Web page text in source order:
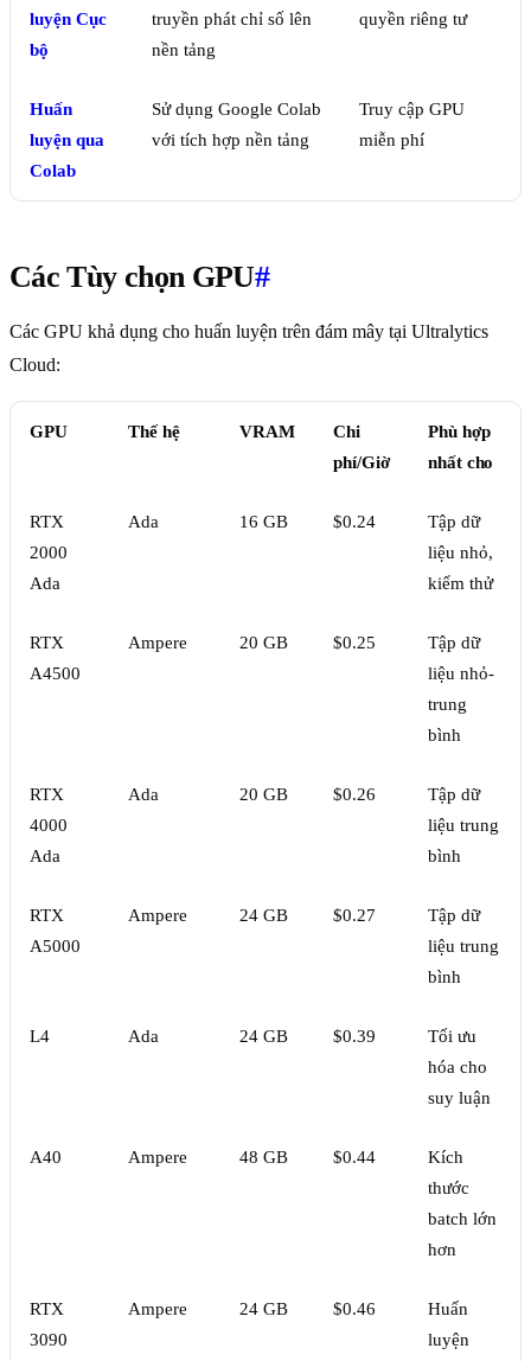
luyện Cục
bộ
truyền phát chỉ số lên
nền tảng
quyền riêng tư
Huấn
luyện qua
Colab
Sử dụng Google Colab
với tích hợp nền tảng
Truy cập GPU
miễn phí
Các Tùy chọn GPU#
Các GPU khả dụng cho huấn luyện trên đám mây tại Ultralytics
Cloud:
GPU Thế hệ VRAM
Chi
phí/Giờ
Phù hợp
nhất cho
RTX
2000
Ada
Ada 16 GB $0.24
Tập dữ
liệu nhỏ,
kiểm thử
RTX
A4500
Ampere 20 GB $0.25
Tập dữ
liệu nhỏ-
trung
bình
RTX
4000
Ada
Ada 20 GB $0.26
Tập dữ
liệu trung
bình
RTX
A5000
Ampere 24 GB $0.27
Tập dữ
liệu trung
bình
L4 Ada 24 GB $0.39
Tối ưu
hóa cho
suy luận
A40 Ampere 48 GB $0.44
Kích
thước
batch lớn
hơn
RTX
3090
Ampere 24 GB $0.46
Huấn
luyện